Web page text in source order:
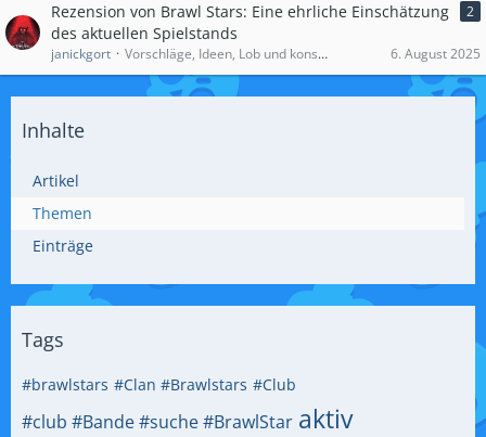
Rezension von Brawl Stars: Eine ehrliche Einschätzung
des aktuellen Spielstands
2
janickgort Vorschläge, Ideen, Lob und konstruktive Kritik zum Forum 6. August 2025
Inhalte
Artikel
Themen
Einträge
Tags
#brawlstars #Clan #Brawlstars #Club
#club #Bande #suche #BrawlStar aktiv